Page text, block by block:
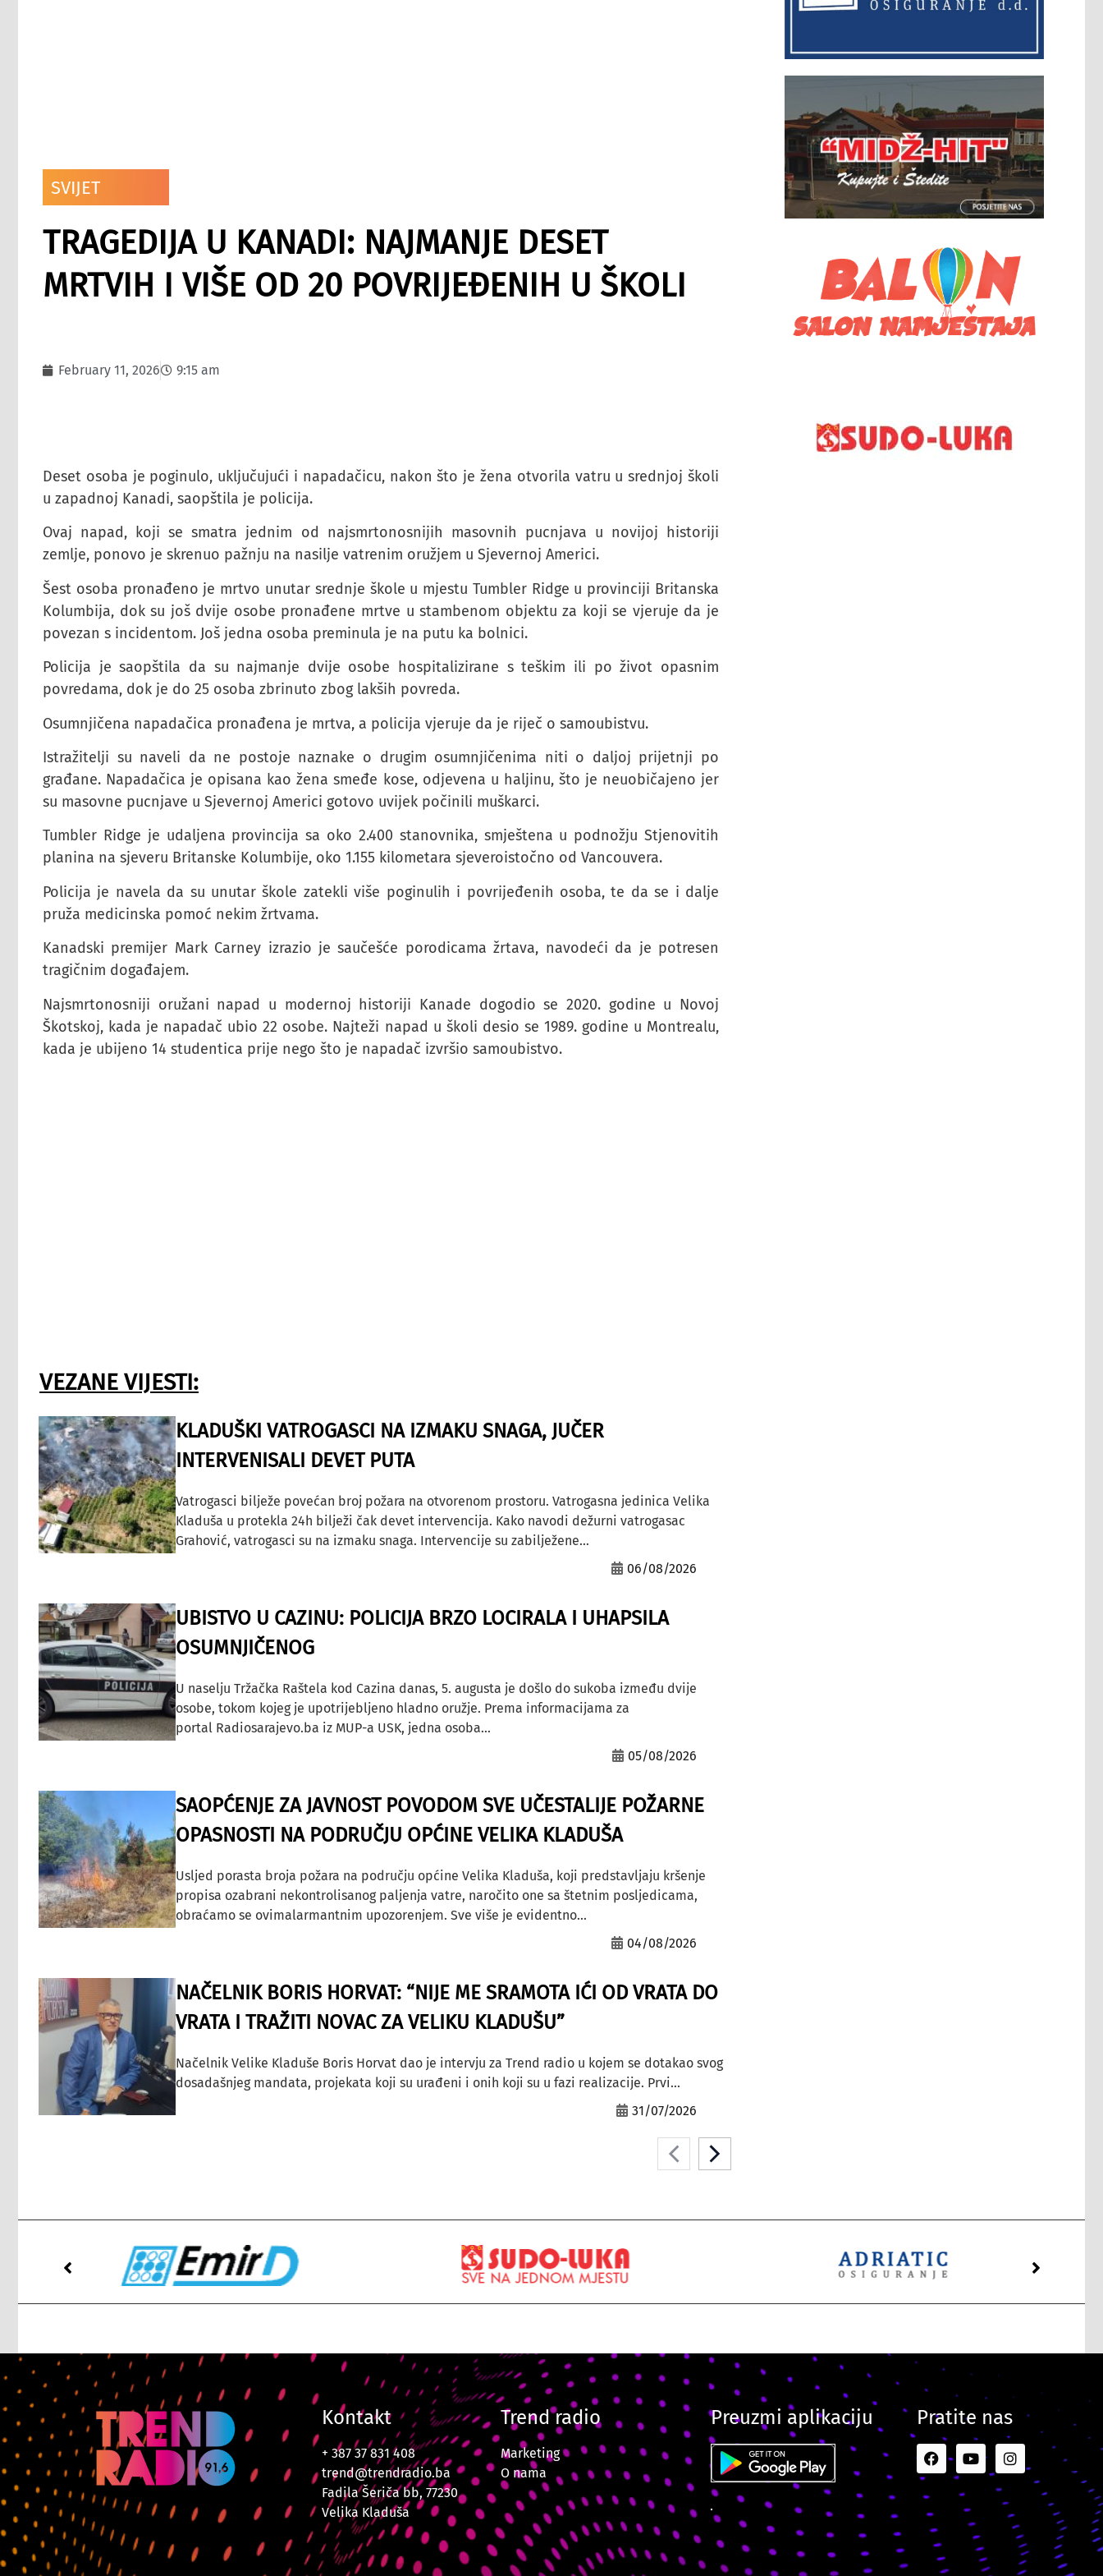
SVIJET
TRAGEDIJA U KANADI: NAJMANJE DESET
MRTVIH I VIŠE OD 20 POVRIJEĐENIH U ŠKOLI
February 11, 2026 9:15 am
Deset osoba je poginulo, uključujući i napadačicu, nakon što je žena otvorila vatru u srednjoj školi
u zapadnoj Kanadi, saopštila je policija.
Ovaj napad, koji se smatra jednim od najsmrtonosnijih masovnih pucnjava u novijoj historiji
zemlje, ponovo je skrenuo pažnju na nasilje vatrenim oružjem u Sjevernoj Americi.
Šest osoba pronađeno je mrtvo unutar srednje škole u mjestu Tumbler Ridge u provinciji Britanska
Kolumbija, dok su još dvije osobe pronađene mrtve u stambenom objektu za koji se vjeruje da je
povezan s incidentom. Još jedna osoba preminula je na putu ka bolnici.
Policija je saopštila da su najmanje dvije osobe hospitalizirane s teškim ili po život opasnim
povredama, dok je do 25 osoba zbrinuto zbog lakših povreda.
Osumnjičena napadačica pronađena je mrtva, a policija vjeruje da je riječ o samoubistvu.
Istražitelji su naveli da ne postoje naznake o drugim osumnjičenima niti o daljoj prijetnji po
građane. Napadačica je opisana kao žena smeđe kose, odjevena u haljinu, što je neuobičajeno jer
su masovne pucnjave u Sjevernoj Americi gotovo uvijek počinili muškarci.
Tumbler Ridge je udaljena provincija sa oko 2.400 stanovnika, smještena u podnožju Stjenovitih
planina na sjeveru Britanske Kolumbije, oko 1.155 kilometara sjeveroistočno od Vancouvera.
Policija je navela da su unutar škole zatekli više poginulih i povrijeđenih osoba, te da se i dalje
pruža medicinska pomoć nekim žrtvama.
Kanadski premijer Mark Carney izrazio je saučešće porodicama žrtava, navodeći da je potresen
tragičnim događajem.
Najsmrtonosniji oružani napad u modernoj historiji Kanade dogodio se 2020. godine u Novoj
Škotskoj, kada je napadač ubio 22 osobe. Najteži napad u školi desio se 1989. godine u Montrealu,
kada je ubijeno 14 studentica prije nego što je napadač izvršio samoubistvo.
VEZANE VIJESTI:
KLADUŠKI VATROGASCI NA IZMAKU SNAGA, JUČER
INTERVENISALI DEVET PUTA
Vatrogasci bilježe povećan broj požara na otvorenom prostoru. Vatrogasna jedinica Velika
Kladuša u protekla 24h bilježi čak devet intervencija. Kako navodi dežurni vatrogasac
Grahović, vatrogasci su na izmaku snaga. Intervencije su zabilježene...
06/08/2026
UBISTVO U CAZINU: POLICIJA BRZO LOCIRALA I UHAPSILA
OSUMNJIČENOG
U naselju Tržačka Raštela kod Cazina danas, 5. augusta je došlo do sukoba između dvije
osobe, tokom kojeg je upotrijebljeno hladno oružje. Prema informacijama za
portal Radiosarajevo.ba iz MUP-a USK, jedna osoba...
05/08/2026
SAOPĆENJE ZA JAVNOST POVODOM SVE UČESTALIJE POŽARNE
OPASNOSTI NA PODRUČJU OPĆINE VELIKA KLADUŠA
Usljed porasta broja požara na području općine Velika Kladuša, koji predstavljaju kršenje
propisa ozabrani nekontrolisanog paljenja vatre, naročito one sa štetnim posljedicama,
obraćamo se ovimalarmantnim upozorenjem. Sve više je evidentno...
04/08/2026
NAČELNIK BORIS HORVAT: “NIJE ME SRAMOTA IĆI OD VRATA DO
VRATA I TRAŽITI NOVAC ZA VELIKU KLADUŠU”
Načelnik Velike Kladuše Boris Horvat dao je intervju za Trend radio u kojem se dotakao svog
dosadašnjeg mandata, projekata koji su urađeni i onih koji su u fazi realizacije. Prvi...
31/07/2026
Kontakt
+ 387 37 831 408
trend@trendradio.ba
Fadila Šeriča bb, 77230
Velika Kladuša
Trend radio
Marketing
O nama
Preuzmi aplikaciju Pratite nas